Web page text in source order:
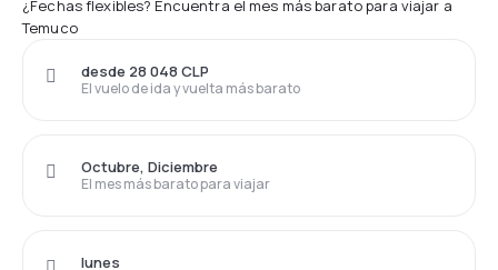
¿Fechas flexibles? Encuentra el mes más barato para viajar a
Temuco
El vuelo de ida y vuelta más barato
desde 28 048 CLP
El mes más barato para viajar
Octubre, Diciembre
lunes